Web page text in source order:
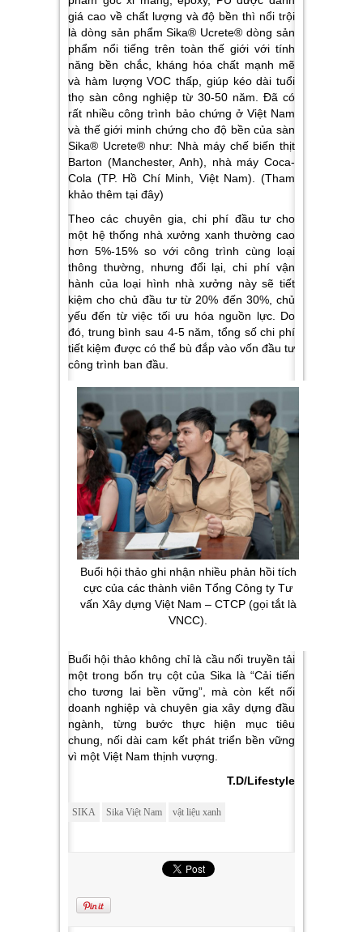
giá cao về chất lượng và độ bền thì nổi trội
là dòng sản phẩm Sika® Ucrete® dòng sản
phẩm nổi tiếng trên toàn thế giới với tính
năng bền chắc, kháng hóa chất mạnh mẽ
và hàm lượng VOC thấp, giúp kéo dài tuổi
thọ sàn công nghiệp từ 30-50 năm. Đã có
rất nhiều công trình bảo chứng ở Việt Nam
và thế giới minh chứng cho độ bền của sàn
Sika® Ucrete® như: Nhà máy chế biến thịt
Barton (Manchester, Anh), nhà máy Coca-
Cola (TP. Hồ Chí Minh, Việt Nam). (Tham
khảo thêm tại đây)
Theo các chuyên gia, chi phí đầu tư cho
một hệ thống nhà xưởng xanh thường cao
hơn 5%-15%so với công trình cùng loại
thông thường, nhưng đổi lại, chi phí vận
hành của loại hình nhà xưởng này sẽ tiết
kiệm cho chủ đầu tư từ 20% đến 30%, chủ
yếu đến từ việc tối ưu hóa nguồn lực. Do
đó, trung bình sau 4-5 năm, tổng số chi phí
tiết kiệm được có thể bù đắp vào vốn đầu tư
công trình ban đầu.
Buổi hội thảo ghi nhận nhiều phản hồi tích
cực của các thành viên Tổng Công ty Tư
vấn Xây dựng Việt Nam – CTCP (gọi tắt là
VNCC).
Buổi hội thảo không chỉ là cầu nối truyền tải
một trong bốn trụ cột của Sika là “Cải tiến
cho tương lai bền vững”, mà còn kết nối
doanh nghiệp và chuyên gia xây dựng đầu
ngành, từng bước thực hiện mục tiêu
chung, nối dài cam kết phát triển bền vững
vì một Việt Nam thịnh vượng.
T.D/Lifestyle
SIKA Sika Việt Nam vật liệu xanh